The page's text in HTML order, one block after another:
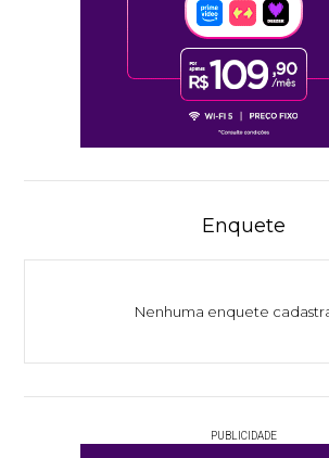
Enquete
Nenhuma enquete
PUBLICIDADE